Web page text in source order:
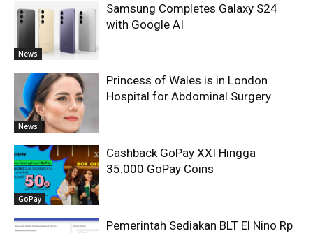
News
Samsung Completes Galaxy S24
with Google AI
News
Princess of Wales is in London
Hospital for Abdominal Surgery
GoPay
Cashback GoPay XXI Hingga
35.000 GoPay Coins
Pemerintah Sediakan BLT El Nino Rp